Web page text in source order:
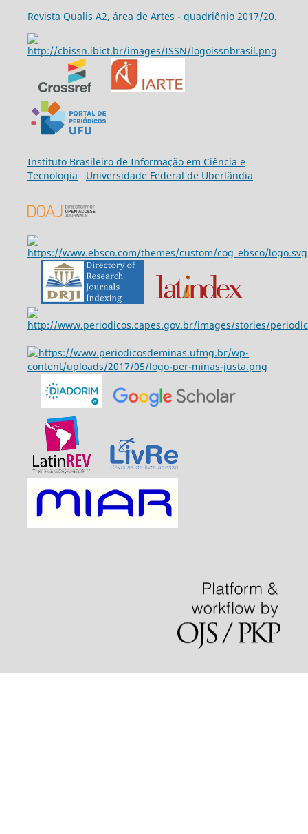
Revista Qualis A2, área de Artes - quadriênio 2017/20.
Instituto Brasileiro de Informação em Ciência e
Tecnologia
Universidade Federal de Uberlândia